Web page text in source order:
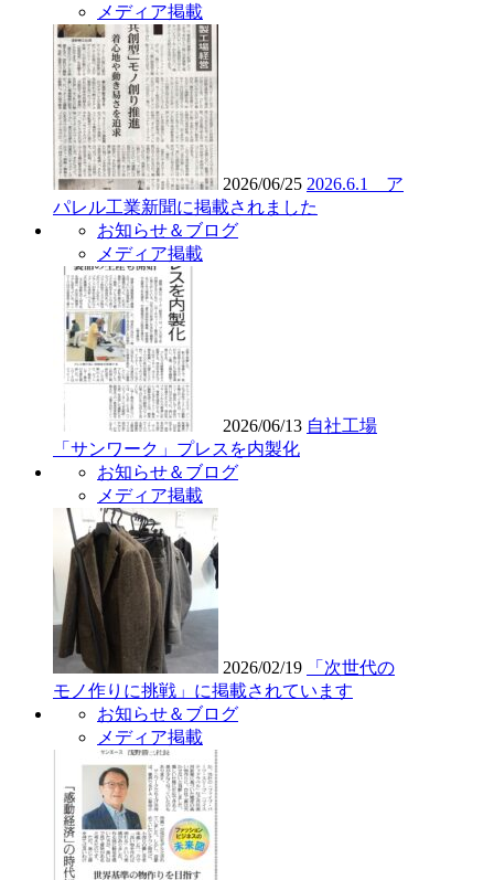
メディア掲載
2026/06/25 2026.6.1 ア
パレル工業新聞に掲載されました
お知らせ＆ブログ
メディア掲載
2026/06/13 自社工場
「サンワーク」プレスを内製化
お知らせ＆ブログ
メディア掲載
2026/02/19
「次世代の
モノ作りに挑戦」に掲載されています
お知らせ＆ブログ
メディア掲載